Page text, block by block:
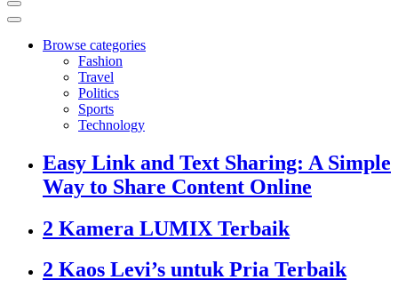
Browse categories
Fashion
Travel
Politics
Sports
Technology
Easy Link and Text Sharing: A Simple
Way to Share Content Online
2 Kamera LUMIX Terbaik
2 Kaos Levi’s untuk Pria Terbaik